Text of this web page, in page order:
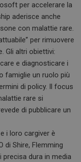
per accelerare la
aderisce anche
con malattie rare.
per rimuovere
Gli altri obiettivi:
e diagnosticare i
famiglie un ruolo più
di policy. Il focus
rare si
di pubblicare un
i loro cargiver è
di Shire, Flemming
precisa dura in media